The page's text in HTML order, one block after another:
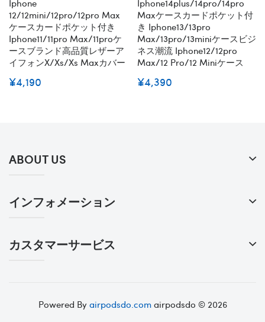
Iphone
12/12mini/12pro/12pro Max
ケースカードポケット付き
Iphone11/11pro Max/11proケ
ースブランド高品質レザーア
イフォンx/xs/xs Maxカバー
¥4,190
Iphone14plus/14pro/14pro
Maxケースカードポケット付
き Iphone13/13pro
Max/13pro/13miniケースビジ
ネス潮流 Iphone12/12pro
Max/12 Pro/12 Miniケース
¥4,390
ABOUT US
インフォメーション
カスタマーサービス
Powered Byairpodsdo.comairpodsdo © 2026